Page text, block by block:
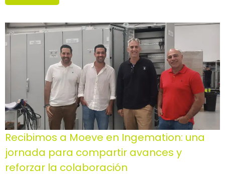
Recibimos a Moeve en Ingemation: una
jornada para compartir avances y
reforzar la colaboración